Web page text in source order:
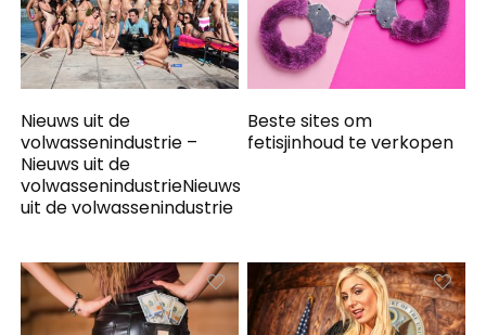
Nieuws uit de
volwassenindustrie –
Nieuws uit de
volwassenindustrieNieuws
uit de volwassenindustrie
Beste sites om
fetisjinhoud te verkopen